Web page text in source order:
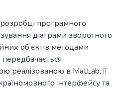
програмного
діаграми зворотного
об’єктів методами
реалізованою в MatLab, її
інтерфейсу та